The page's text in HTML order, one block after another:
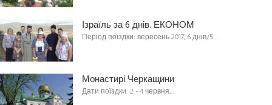
Ізраїль за 6 днів. ЕКОНОМ
Період поїздки: вересень 2017, 6 днів/5…
Монастирі Черкащини
Дати поїздки: 2 - 4 червня,…